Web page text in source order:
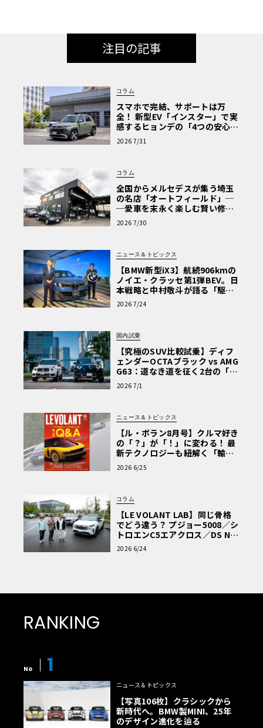
注目の記事
コラム
スマホで完結、サポートは万
全！ 新型EV「インスター」で実
感するヒョンデの「4つの安心」
【第1回・ヒョンデ6つの疑問：
Why? Hyundai?】〈PR〉
2026 7/31
コラム
全国からメルセデスが集う埼玉
の名店「オートフィールド」─
─愛車を末永く楽しむ賢い修理
術と、プロがフックス製オイル
を選ぶ理由〈PR〉
2026 7/30
ニュース＆トピックス
【BMW新型iX3】航続906kmの
ノイエ・クラッセ第1弾BEV。日
本戦略と中村敬斗が語る「駆け
ぬける歓び」
2026 7/24
国内試乗
【究極のSUV比較試乗】ディフ
ェンダーOCTAブラック vs AMG
G63：道なき道を征く2台の「対
極的アプローチ」
2026 7/1
ニュース＆トピックス
【ル・ボラン8月号】クルマ好き
の「？」が「！」に変わる！ 最
新テクノロジーも紐解く「輸入
車Q&A」
2026 6/25
コラム
【LE VOLANT LAB】同じ骨格
でどう違う？ プジョー5008／シ
トロエンC5エアクロス／DS Nº4
読者一気乗りレポート
2026 6/24
RANKING
No 1
ニュース＆トピックス
【写真106枚】クラシックから
新時代へ。BMW製MINI、25年
のデザイン進化を辿る